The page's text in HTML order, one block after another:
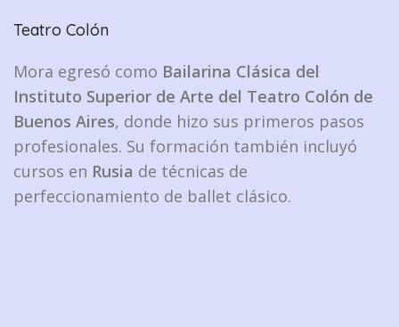
Teatro Colón
Mora egresó como Bailarina Clásica del
Instituto Superior de Arte del Teatro Colón de
Buenos Aires, donde hizo sus primeros pasos
profesionales. Su formación también incluyó
cursos en Rusia de técnicas de
perfeccionamiento de ballet clásico.